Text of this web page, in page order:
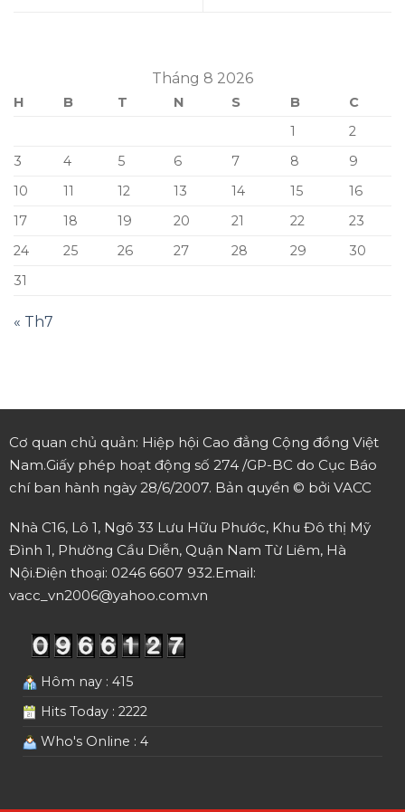
Tháng 8 2026
H B T N S B
C
1
2
3
4 5 6 7 8
9
10
11 12 13 14 15
16
17
18 19 20 21 22
23
24
25 26 27 28 29
30
31
« Th7
Cơ quan chủ quản: Hiệp hội Cao đẳng Cộng đồng Việt
Nam.Giấy phép hoạt động số 274 /GP-BC do Cục Báo
chí ban hành ngày 28/6/2007. Bản quyền © bởi VACC
Nhà C16, Lô 1, Ngõ 33 Lưu Hữu Phước, Khu Đô thị Mỹ
Đình 1, Phường Cầu Diễn, Quận Nam Từ Liêm, Hà
Nội.Điện thoại: 0246 6607 932.Email:
vacc_vn2006@yahoo.com.vn
Hôm nay : 415
Hits Today : 2222
Who's Online : 4